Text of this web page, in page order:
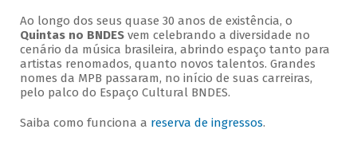
Ao longo dos seus quase 30 anos de existência, o
Quintas no BNDESvem celebrando a diversidade no
cenário da música brasileira, abrindo espaço tanto para
artistas renomados, quanto novos talentos. Grandes
nomes da MPB passaram, no início de suas carreiras,
pelo palco do Espaço Cultural BNDES.
Saiba como funciona a reserva de ingressos.